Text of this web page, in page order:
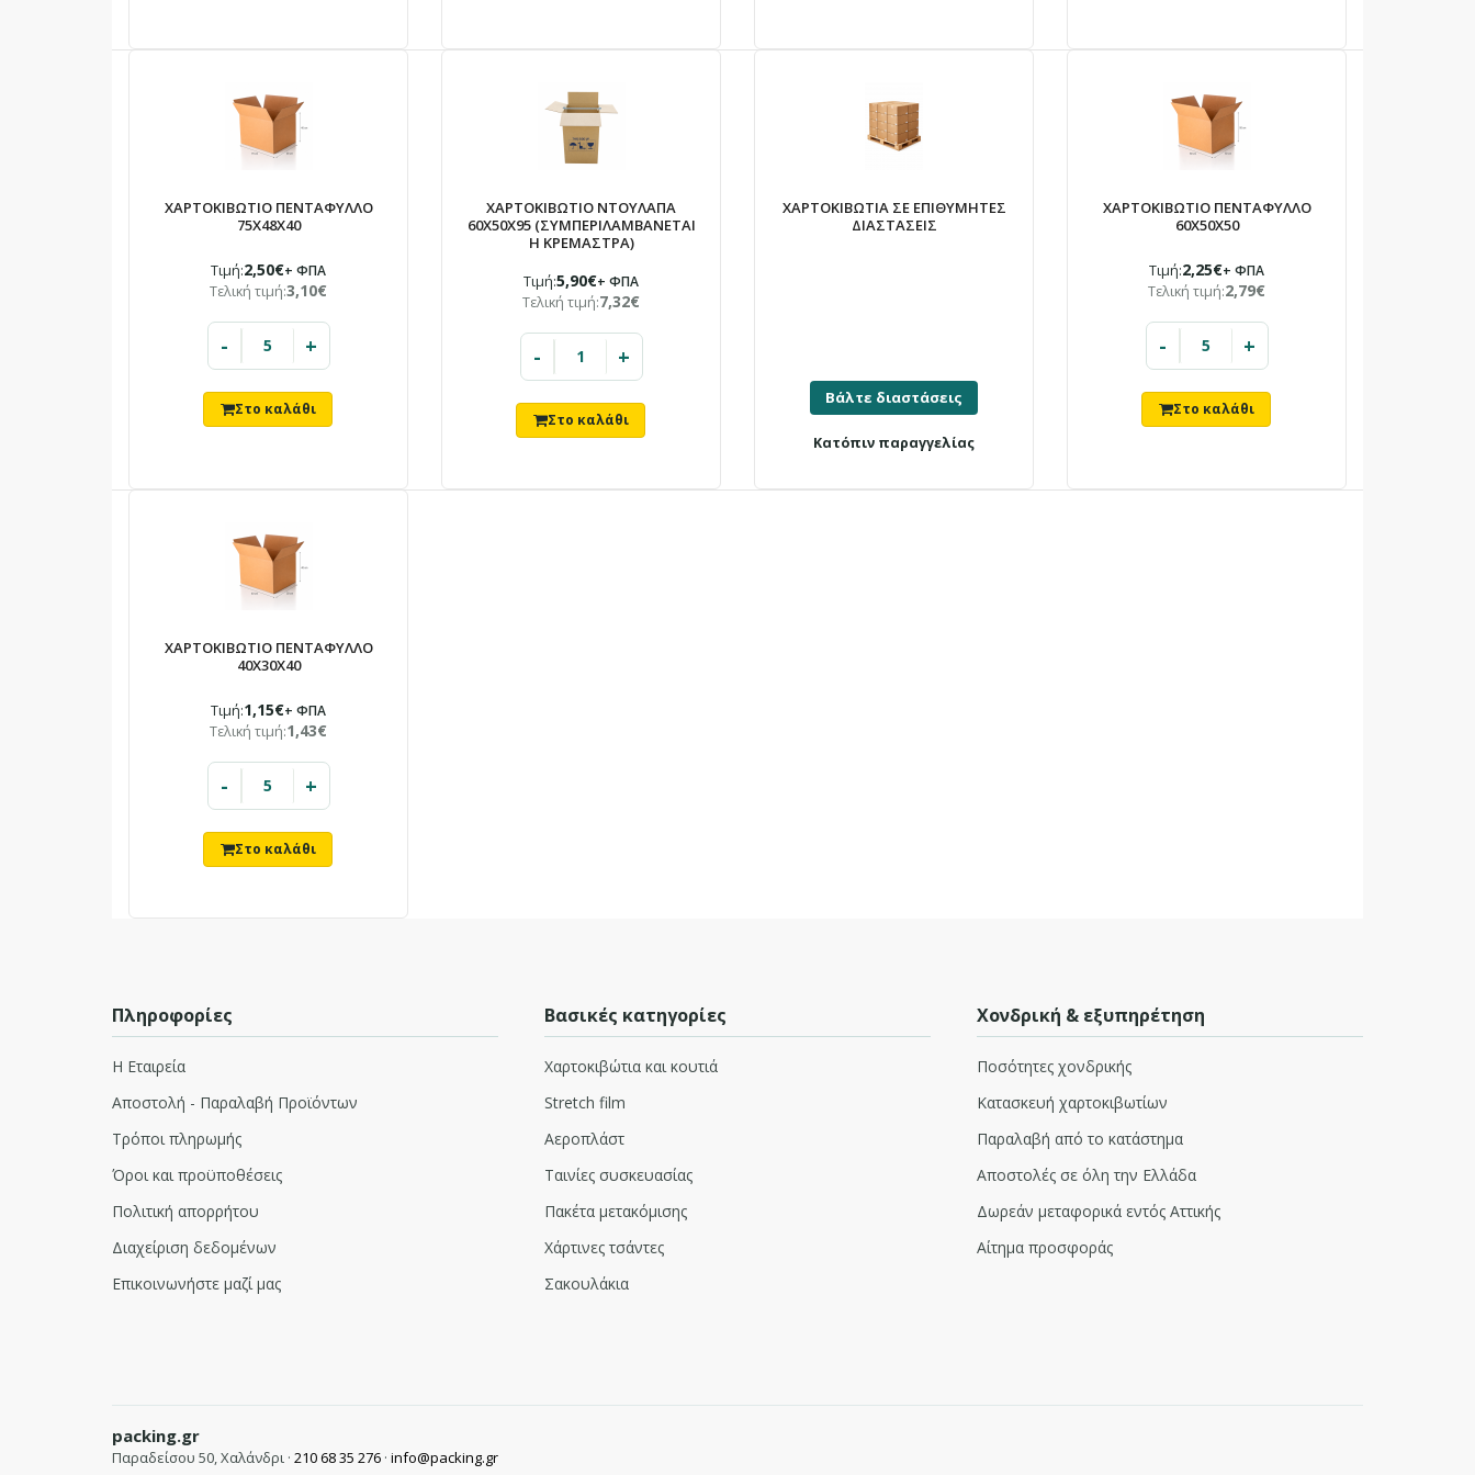
ΧΑΡΤΟΚΙΒΩΤΙΟ ΠΕΝΤΑΦΥΛΛΟ
75X48X40
Τιμή:2,50€+ ΦΠΑ
Τελική τιμή:3,10€
- +
ΧΑΡΤΟΚΙΒΩΤΙΟ ΝΤΟΥΛΑΠΑ
60Χ50Χ95 (ΣΥΜΠΕΡΙΛΑΜΒΑΝΕΤΑΙ
Η ΚΡΕΜΑΣΤΡΑ)
Τιμή:5,90€+ ΦΠΑ
Τελική τιμή:7,32€
- +
ΧΑΡΤΟΚΙΒΩΤΙΑ ΣΕ ΕΠΙΘΥΜΗΤΕΣ
ΔΙΑΣΤΑΣΕΙΣ
Βάλτε διαστάσεις
Κατόπιν παραγγελίας
ΧΑΡΤΟΚΙΒΩΤΙΟ ΠΕΝΤΑΦΥΛΛΟ
60X50X50
Τιμή:2,25€+ ΦΠΑ
Τελική τιμή:2,79€
- +
ΧΑΡΤΟΚΙΒΩΤΙΟ ΠΕΝΤΑΦΥΛΛΟ
40X30X40
Τιμή:1,15€+ ΦΠΑ
Τελική τιμή:1,43€
- +
Πληροφορίες
Η Εταιρεία
Αποστολή - Παραλαβή Προϊόντων
Τρόποι πληρωμής
Όροι και προϋποθέσεις
Πολιτική απορρήτου
Διαχείριση δεδομένων
Επικοινωνήστε μαζί μας
Βασικές κατηγορίες
Χαρτοκιβώτια και κουτιά
Stretch film
Αεροπλάστ
Ταινίες συσκευασίας
Πακέτα μετακόμισης
Χάρτινες τσάντες
Σακουλάκια
Χονδρική & εξυπηρέτηση
Ποσότητες χονδρικής
Κατασκευή χαρτοκιβωτίων
Παραλαβή από το κατάστημα
Αποστολές σε όλη την Ελλάδα
Δωρεάν μεταφορικά εντός Αττικής
Αίτημα προσφοράς
packing.gr
Παραδείσου 50, Χαλάνδρι · 210 68 35 276 · info@packing.gr